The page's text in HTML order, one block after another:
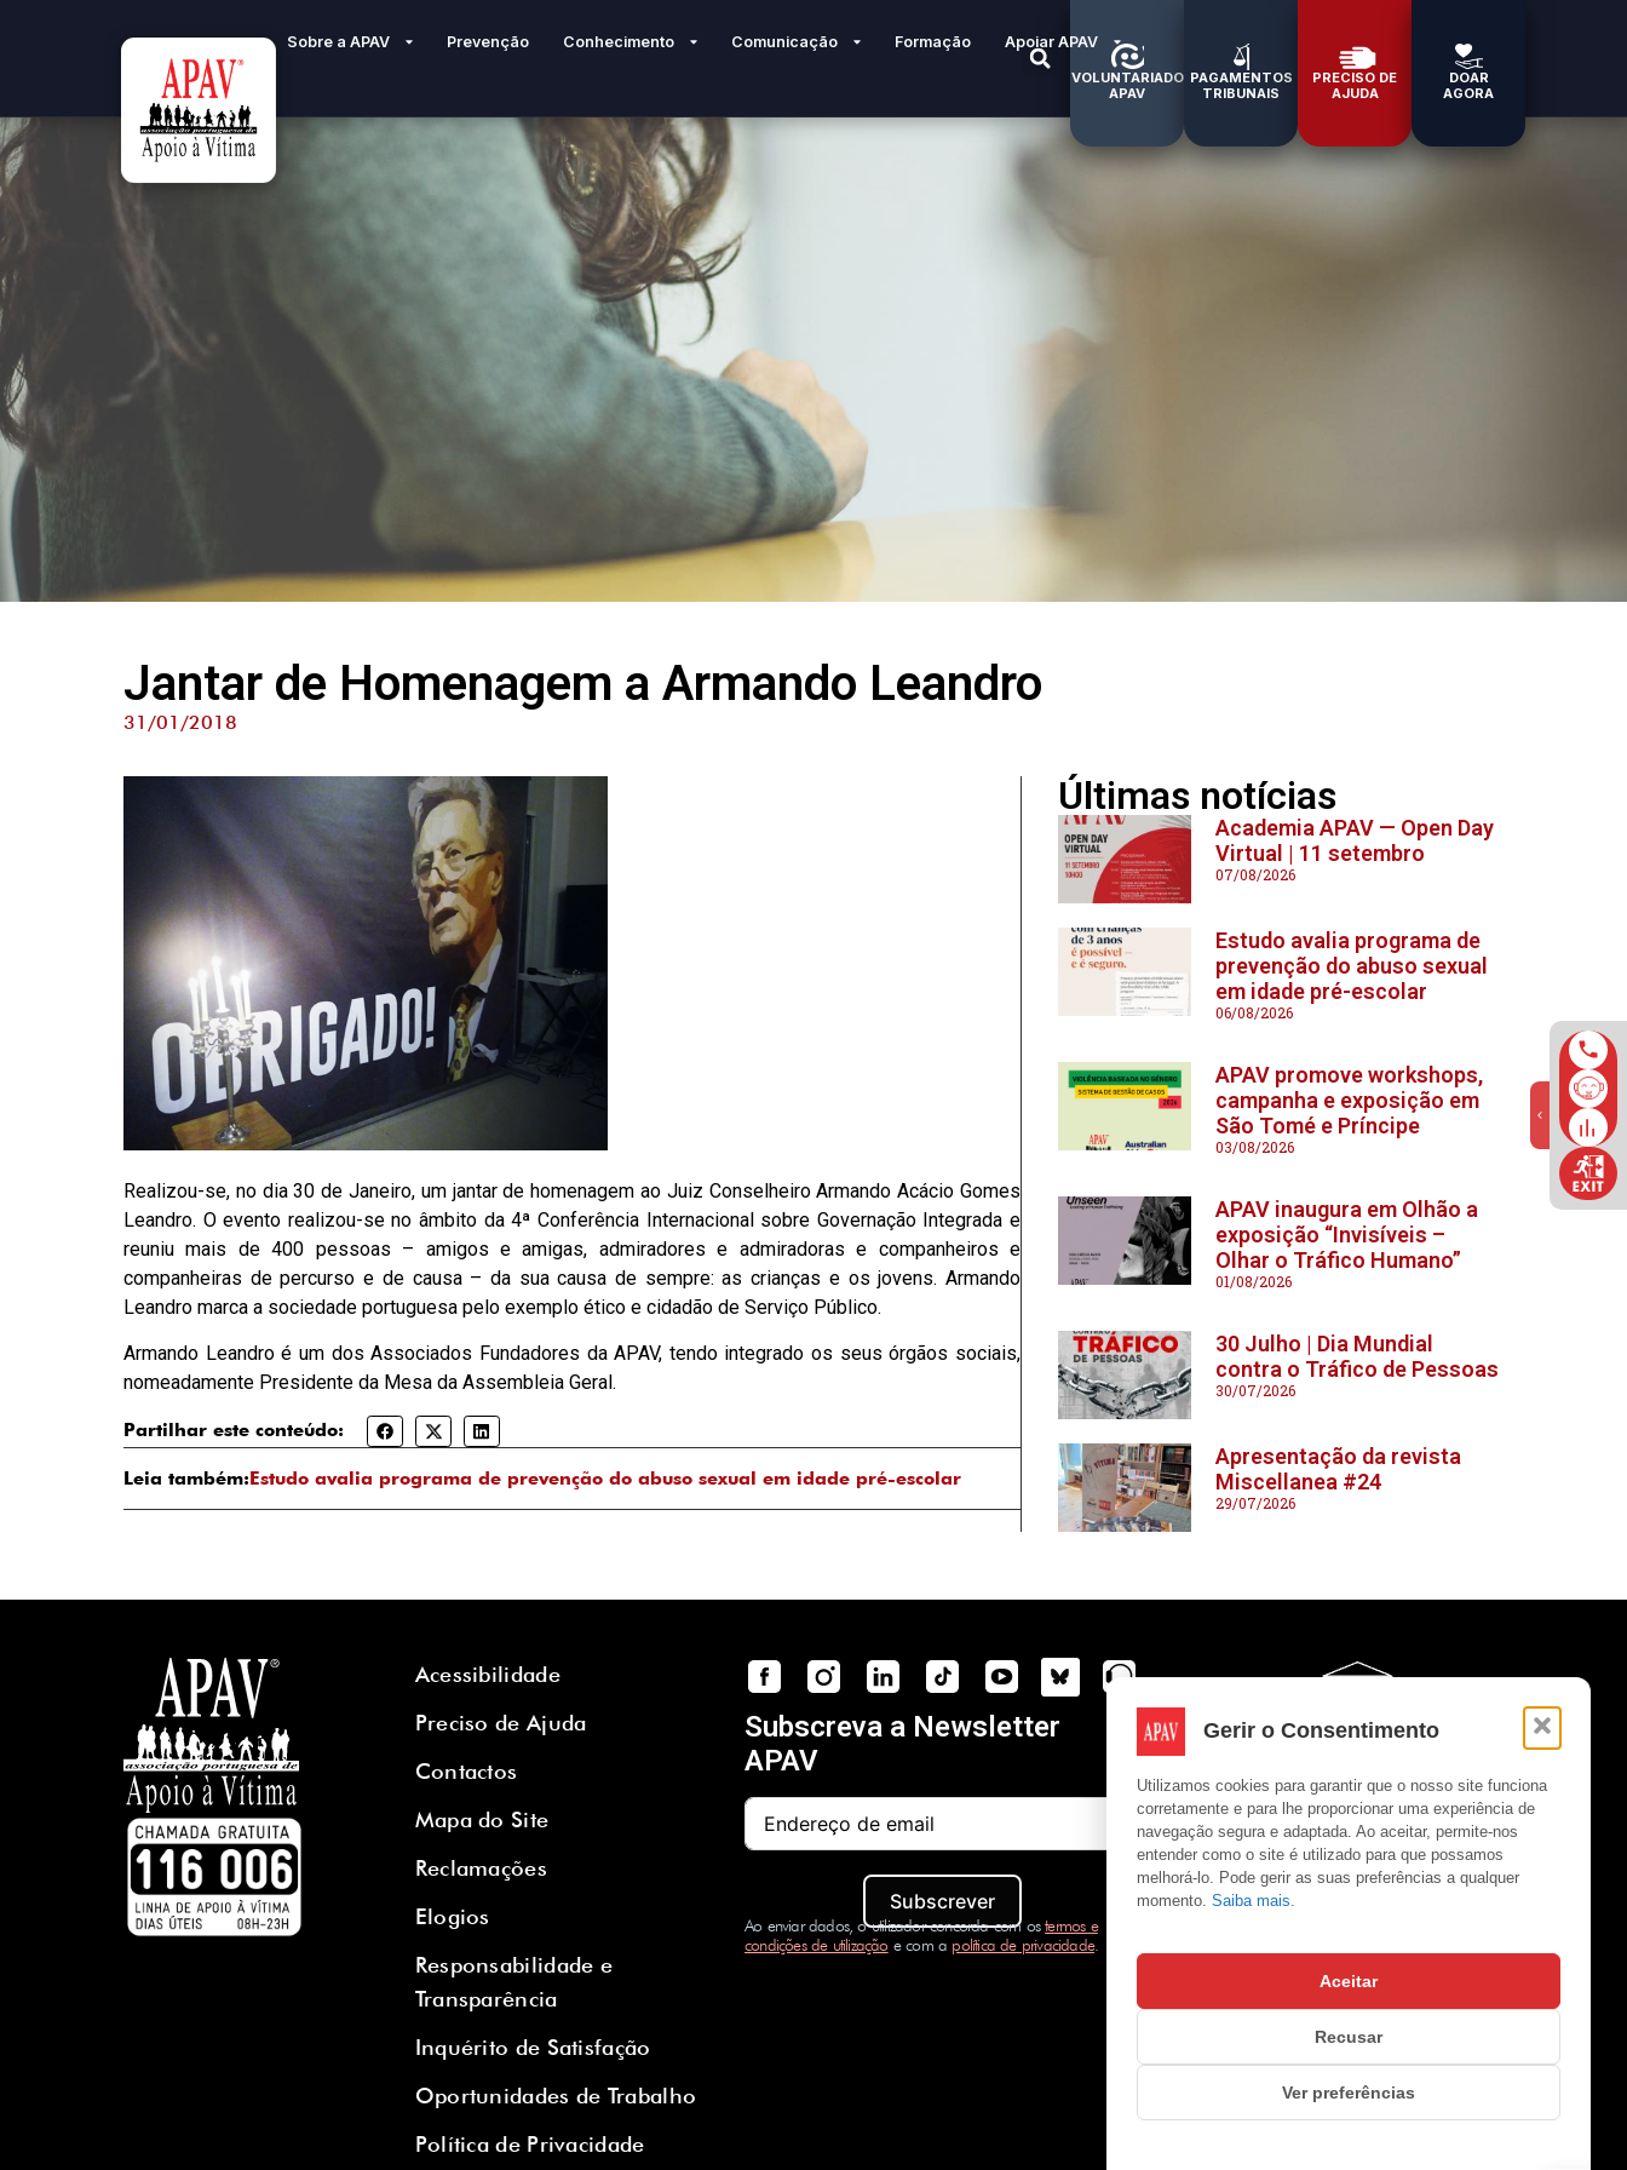
Gerir o Consentimento
Utilizamos cookies para garantir que o nosso site funciona
corretamente e para lhe proporcionar uma experiência de
navegação segura e adaptada. Ao aceitar, permite-nos
entender como o site é utilizado para que possamos
melhorá-lo. Pode gerir as suas preferências a qualquer
momento. Saiba mais.
Aceitar
Recusar
Ver preferências
Sobre a APAV Prevenção Conhecimento Comunicação Formação Apoiar APAV
VOLUNTARIADO
APAV
PAGAMENTOS
TRIBUNAIS
PRECISO DE
AJUDA
DOAR
AGORA
Jantar de Homenagem a Armando Leandro
31/01/2018
Realizou-se, no dia 30 de Janeiro, um jantar de homenagem ao Juiz Conselheiro Armando Acácio Gomes
Leandro. O evento realizou-se no âmbito da 4ª Conferência Internacional sobre Governação Integrada e
reuniu mais de 400 pessoas – amigos e amigas, admiradores e admiradoras e companheiros e
companheiras de percurso e de causa – da sua causa de sempre: as crianças e os jovens. Armando
Leandro marca a sociedade portuguesa pelo exemplo ético e cidadão de Serviço Público.
Armando Leandro é um dos Associados Fundadores da APAV, tendo integrado os seus órgãos sociais,
nomeadamente Presidente da Mesa da Assembleia Geral.
Partilhar este conteúdo:
Leia também:Estudo avalia programa de prevenção do abuso sexual em idade pré-escolar
Últimas notícias
Academia APAV — Open Day
Virtual | 11 setembro
07/08/2026
Estudo avalia programa de
prevenção do abuso sexual
em idade pré-escolar
06/08/2026
APAV promove workshops,
campanha e exposição em
São Tomé e Príncipe
03/08/2026
APAV inaugura em Olhão a
exposição “Invisíveis –
Olhar o Tráfico Humano”
01/08/2026
30 Julho | Dia Mundial
contra o Tráfico de Pessoas
30/07/2026
Apresentação da revista
Miscellanea #24
29/07/2026
Acessibilidade
Preciso de Ajuda
Contactos
Mapa do Site
Reclamações
Elogios
Responsabilidade e
Transparência
Inquérito de Satisfação
Oportunidades de Trabalho
Política de Privacidade
Subscreva a Newsletter
APAV
Subscrever
Ao enviar dados, o utilizador concorda com ostermos e
condições de utilizaçãoe com a política de privacidade.
Copyright © APAV 2026